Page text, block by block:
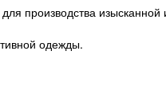
производства
одежды.